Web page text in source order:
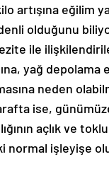
artışına eğilim
olduğunu
ile
yağ
neden
ise,
açlık ve
normal işleyişe